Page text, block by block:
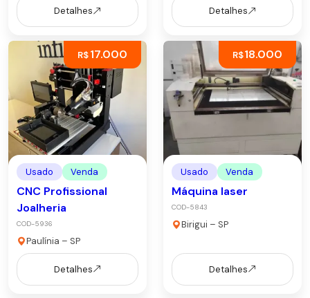
Detalhes Detalhes
R$17.000
Usado Venda
CNC Profissional
Joalheria
COD-5936
Paulínia – SP
Detalhes
R$18.000
Usado Venda
Máquina laser
COD-5843
Birigui – SP
Detalhes